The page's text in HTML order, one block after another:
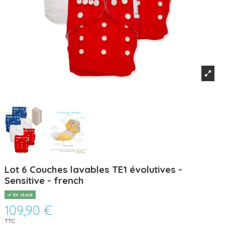
Lot 6 Couches lavables TE1 évolutives -
Sensitive - french
En stock
109,90 €
TTC